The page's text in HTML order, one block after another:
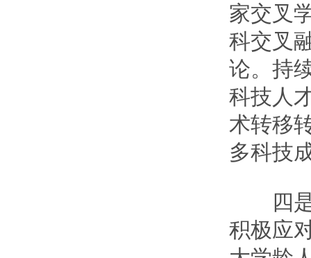
家交叉
科交叉
论。持
科技人
术转移
多科技
四是
积极应